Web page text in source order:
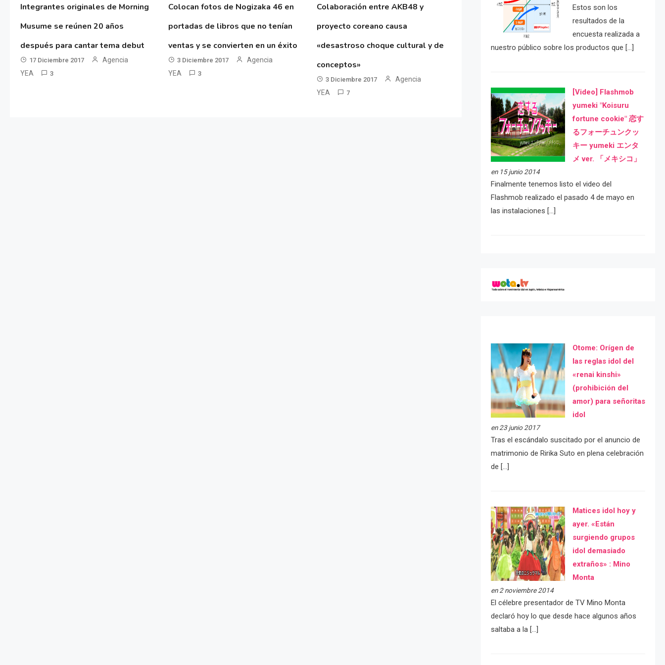
Integrantes originales de Morning
Musume se reúnen 20 años
después para cantar tema debut
17 Diciembre 2017
Agencia
YEA
3
Colocan fotos de Nogizaka 46 en
portadas de libros que no tenían
ventas y se convierten en un éxito
3 Diciembre 2017
Agencia
YEA
3
Colaboración entre AKB48 y
proyecto coreano causa
«desastroso choque cultural y de
conceptos»
3 Diciembre 2017
Agencia
YEA
7
Estos son los
resultados de la
encuesta realizada a
nuestro público sobre los productos que […]
[Video] Flashmob
yumeki "Koisuru
fortune cookie" 恋す
るフォーチュンクッ
キー yumeki エンタ
メ ver. 「メキシコ」
en 15 junio 2014
Finalmente tenemos listo el video del
Flashmob realizado el pasado 4 de mayo en
las instalaciones […]
Otome: Orígen de
las reglas idol del
«renai kinshi»
(prohibición del
amor) para señoritas
idol
en 23 junio 2017
Tras el escándalo suscitado por el anuncio de
matrimonio de Ririka Suto en plena celebración
de […]
Matices idol hoy y
ayer. «Están
surgiendo grupos
idol demasiado
extraños» : Mino
Monta
en 2 noviembre 2014
El célebre presentador de TV Mino Monta
declaró hoy lo que desde hace algunos años
saltaba a la […]